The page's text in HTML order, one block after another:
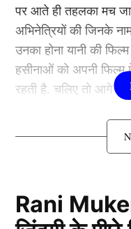
वही आरसीबी के कप्तान
में बतौर कप्तान ये उनके
पहले वह घरेलू क्रिकेट में
यह भी पढ़ें:20 चौके-12
आत्मा, तूफानी शतक ठोक
दोनों टीमों के
पर आते ही तहलका मच
अभिनेत्रियों की जिनके
उनका होना यानी की
हसीनाओं को अपनी
रहती है. चलिए तो आगे
कौन हैं
Padukone)
Rani